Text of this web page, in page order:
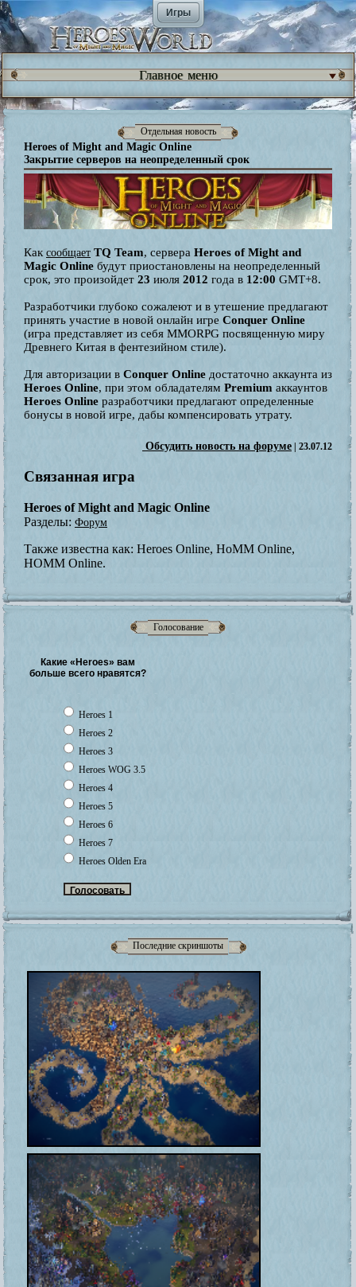
Игры
Голосование
Какие «Heroes» вам
больше всего нравятся?
Heroes 1
Heroes 2
Heroes 3
Heroes WOG 3.5
Heroes 4
Heroes 5
Heroes 6
Heroes 7
Heroes Olden Era
Последние скриншоты
Главное меню
Отдельная новость
Heroes of Might and Magic Online
Закрытие серверов на неопределенный срок
Как сообщает TQ Team, сервера Heroes of Might and
Magic Online будут приостановлены на неопределенный
срок, это произойдет 23 июля 2012 года в 12:00 GMT+8.
Разработчики глубоко сожалеют и в утешение предлагают
принять участие в новой онлайн игре Conquer Online
(игра представляет из себя MMORPG посвященную миру
Древнего Китая в фентезийном стиле).
Для авторизации в Conquer Online достаточно аккаунта из
Heroes Online, при этом обладателям Premium аккаунтов
Heroes Online разработчики предлагают определенные
бонусы в новой игре, дабы компенсировать утрату.
Обсудить новость на форуме | 23.07.12
Связанная игра
Heroes of Might and Magic Online
Разделы: Форум
Также известна как: Heroes Online, HoMM Online,
HOMM Online.